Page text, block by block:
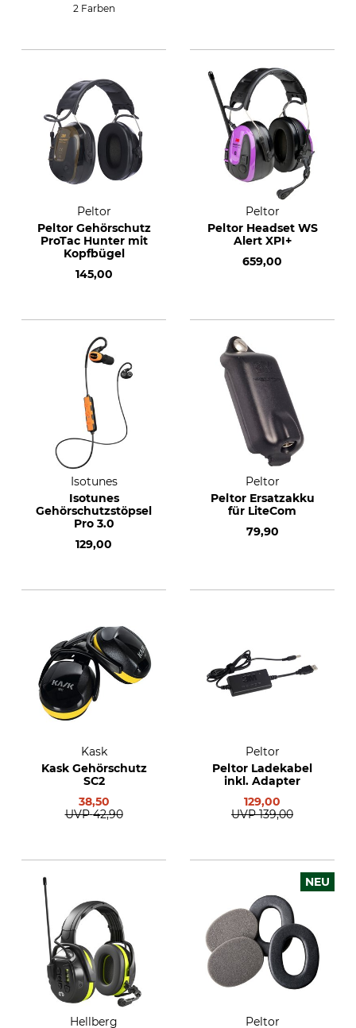
2 Farben
Peltor
Peltor Gehörschutz
ProTac Hunter mit
Kopfbügel
145,00
Peltor
Peltor Headset WS
Alert XPI+
659,00
Isotunes
Isotunes
Gehörschutzstöpsel
Pro 3.0
129,00
Peltor
Peltor Ersatzakku
für LiteCom
79,90
Kask
Kask Gehörschutz
SC2
38,50
UVP 42,90
Peltor
Peltor Ladekabel
inkl. Adapter
129,00
UVP 139,00
Hellberg
NEU
Peltor